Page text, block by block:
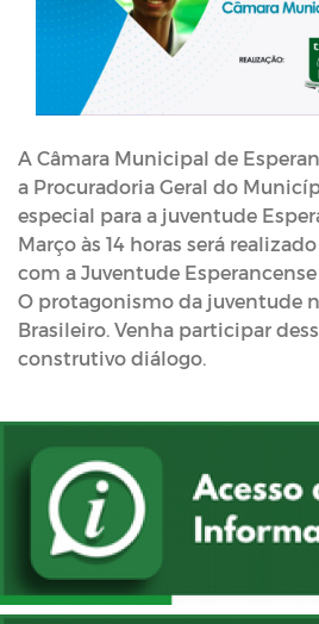
A Câmara Municipal de
a Procuradoria Geral do
especial para a juventude
Março às 14 horas será
com a Juventude Esperancense
O protagonismo da juventude
Brasileiro. Venha participar
construtivo diálogo.